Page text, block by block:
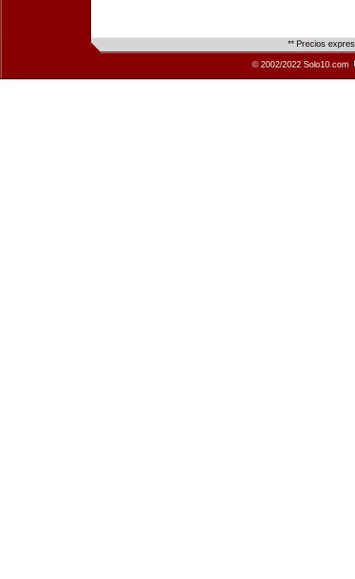
** Precios
© 2002/2022 Solo10.com